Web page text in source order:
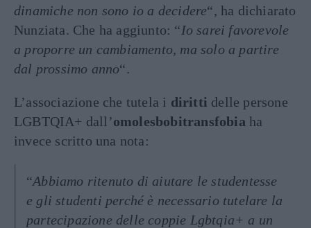
dinamiche non sono io a decidere“, ha dichiarato
Nunziata. Che ha aggiunto: “Io sarei favorevole
a proporre un cambiamento, ma solo a partire
dal prossimo anno“.
L’associazione che tutela i diritti delle persone
LGBTQIA+ dall’omolesbobitransfobia ha
invece scritto una nota:
“Abbiamo ritenuto di aiutare le studentesse
e gli studenti perché è necessario tutelare la
partecipazione delle coppie Lgbtqia+ a un